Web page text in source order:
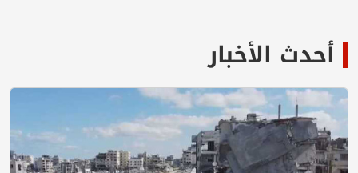
أحدث الأخبار